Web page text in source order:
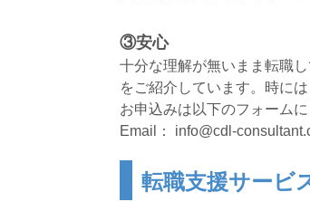
③安心
十分な理解が無いまま転職
をご紹介しています。時に
お申込みは以下のフォーム
Email： info@cdl-
転職支援サービ